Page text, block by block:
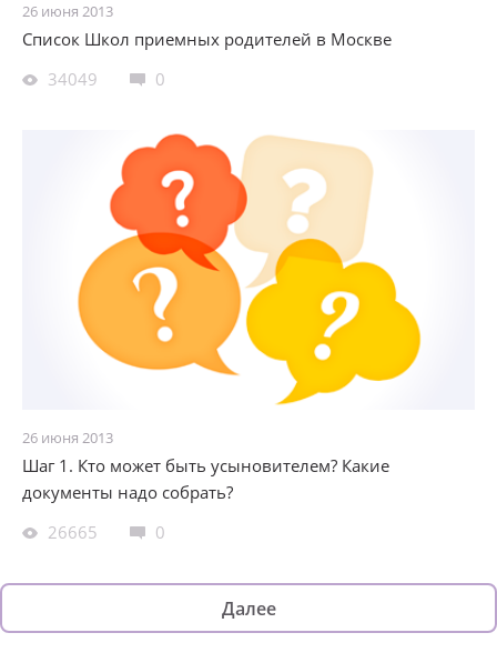
26 июня 2013
Cписок Школ приемныx родителей в Москве
34049
0
26 июня 2013
Шаг 1. Кто может быть усыновителем? Какие
документы надо собрать?
26665
0
Далее